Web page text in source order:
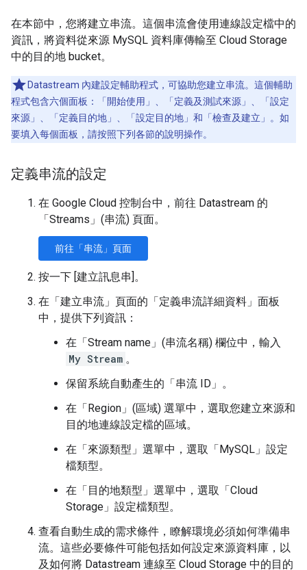
在本節中，您將建立串流。這個串流會使用連線設定檔中的
資訊，將資料從來源 MySQL 資料庫傳輸至 Cloud Storage
中的目的地 bucket。
Datastream 內建設定輔助程式，可協助您建立串流。這個輔助
程式包含六個面板：「開始使用」、「定義及測試來源」、「設定
來源」、「定義目的地」、「設定目的地」和「檢查及建立」。如
要填入每個面板，請按照下列各節的說明操作。
定義串流的設定
在 Google Cloud 控制台中，前往 Datastream 的
「Streams」(串流) 頁面。
前往「串流」頁面
按一下 [建立訊息串] 。
在「建立串流」頁面的「定義串流詳細資料」 面板
中，提供下列資訊：
在「Stream name」(串流名稱) 欄位中，輸入
My Stream 。
保留系統自動產生的「串流 ID」 。
在「Region」(區域) 選單中，選取您建立來源和
目的地連線設定檔的區域。
在「來源類型」 選單中，選取「MySQL」 設定
檔類型。
在「目的地類型」 選單中，選取「Cloud
Storage」 設定檔類型。
查看自動生成的需求條件，瞭解環境必須如何準備串
流。這些必要條件可能包括如何設定來源資料庫，以
及如何將 Datastream 連線至 Cloud Storage 中的目的